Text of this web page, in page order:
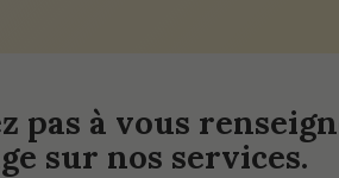
pas à vous
sur nos services.